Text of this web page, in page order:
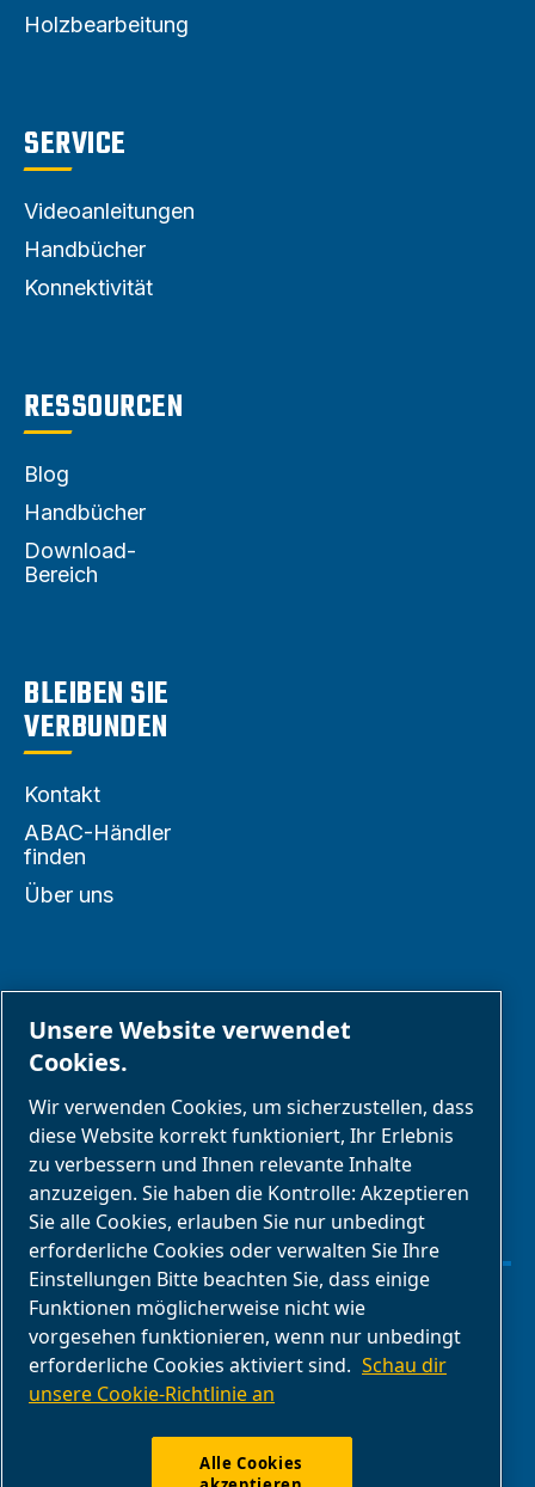
Holzbearbeitung
SERVICE
Videoanleitungen
Handbücher
Konnektivität
RESSOURCEN
Blog
Handbücher
Download-
Bereich
BLEIBEN SIE
VERBUNDEN
Kontakt
ABAC-Händler
finden
Über uns
PARTNER
E-Connect 2,0
Geschäftsportal
ABAC
Mediengalerie
Cookies verwalten
Legal & Privacy Notices
Unsere Website verwendet
Cookies.
Wir verwenden Cookies, um sicherzustellen, dass
diese Website korrekt funktioniert, Ihr Erlebnis
zu verbessern und Ihnen relevante Inhalte
anzuzeigen. Sie haben die Kontrolle: Akzeptieren
Sie alle Cookies, erlauben Sie nur unbedingt
erforderliche Cookies oder verwalten Sie Ihre
Einstellungen Bitte beachten Sie, dass einige
Funktionen möglicherweise nicht wie
vorgesehen funktionieren, wenn nur unbedingt
erforderliche Cookies aktiviert sind. Schau dir
unsere Cookie-Richtlinie an
Alle Cookies